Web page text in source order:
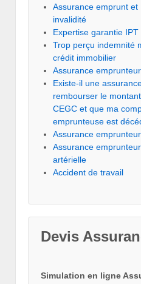
Assurance emprunt et
invalidité
Expertise garantie
Trop perçu indemnité
crédit immobilier
Assurance
Existe-il une
rembourser le
CEGC et que ma
emprunteuse est
Assurance
Assurance
artérielle
Accident de travail
Devis
Simulation en ligne